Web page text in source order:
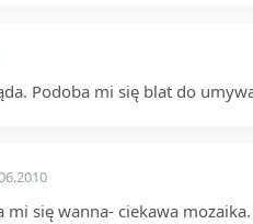
Podoba mi się blat do
mi się wanna- ciekawa